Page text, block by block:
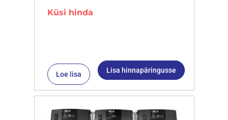
Küsi hinda
Loe lisa Lisa hinnapäringusse